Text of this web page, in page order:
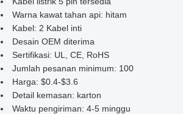
Warna kawat tahan api: hitam
Kabel: 2 Kabel inti
Desain OEM diterima
Sertifikasi: UL, CE, RoHS
Jumlah pesanan minimum: 100
Harga: $0.4-$3.6
Detail kemasan: karton
Waktu pengiriman: 4-5 minggu